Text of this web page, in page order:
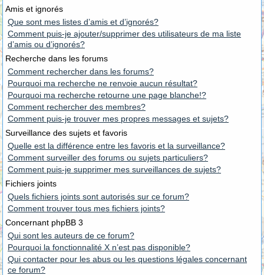
Amis et ignorés
Que sont mes listes d’amis et d’ignorés?
Comment puis-je ajouter/supprimer des utilisateurs de ma liste
d’amis ou d’ignorés?
Recherche dans les forums
Comment rechercher dans les forums?
Pourquoi ma recherche ne renvoie aucun résultat?
Pourquoi ma recherche retourne une page blanche!?
Comment rechercher des membres?
Comment puis-je trouver mes propres messages et sujets?
Surveillance des sujets et favoris
Quelle est la différence entre les favoris et la surveillance?
Comment surveiller des forums ou sujets particuliers?
Comment puis-je supprimer mes surveillances de sujets?
Fichiers joints
Quels fichiers joints sont autorisés sur ce forum?
Comment trouver tous mes fichiers joints?
Concernant phpBB 3
Qui sont les auteurs de ce forum?
Pourquoi la fonctionnalité X n’est pas disponible?
Qui contacter pour les abus ou les questions légales concernant
ce forum?